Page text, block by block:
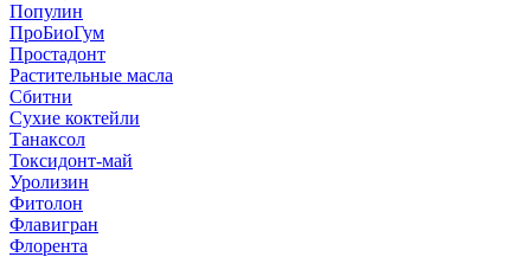
Популин
ПроБиоГум
Простадонт
Растительные масла
Сбитни
Сухие коктейли
Танаксол
Токсидонт-май
Уролизин
Фитолон
Флавигран
Флорента